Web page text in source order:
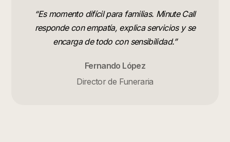
“Es momento difícil para familias. Minute Call
responde con empatía, explica servicios y se
encarga de todo con sensibilidad.”
Fernando López
Director de Funeraria